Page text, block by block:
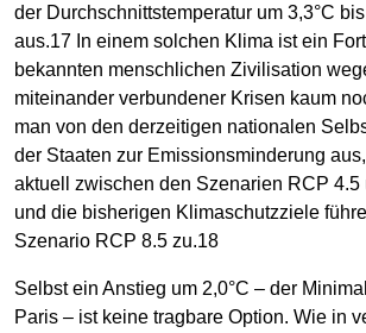
der Durchschnittstemperatur um 3,3°C
aus.17 In einem solchen Klima ist ein
bekannten menschlichen Zivilisation
miteinander verbundener Krisen kaum
man von den derzeitigen nationalen
der Staaten zur Emissionsminderung
aktuell zwischen den Szenarien RCP 4.5
und die bisherigen Klimaschutzziele
Szenario RCP 8.5 zu.18
Selbst ein Anstieg um 2,0°C – der
Paris – ist keine tragbare Option. Wie in